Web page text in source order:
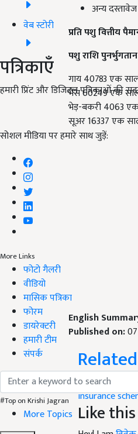
वेब स्टोरी
पत्रिकाएँ
हमारी प्रिंट और डिजिटल पत्रिकाओं की
सोशल मीडिया पर हमारे साथ जुड़ें:
More Links
फोटो गैलरी
वीडियो
मासिक पत्रिका
फोरम
डायरेक्टरी
हमारी टीम
संपर्क
#Top on Krishi Jagran
More Topics
अन्य
प्रति पशु वित्तीय
पशु राशि
गाय 40783 एक
भैंस 60249 एक
भेड़-बकरी 4063
सूअर 16337 एक
English
Published on:
Pashu Kisan
insurance
Like